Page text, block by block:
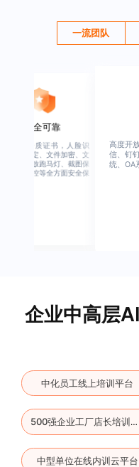
一流团队
安全可靠
业权威资质证书，人脸识
、设备绑定、文件加密、文
水印、播放跑马灯、截图保
、权限管控等全方面安全保
高度开
信、钉
统、OA
企业中高层
中化员工线上培训平台
500强企业工厂店长培训平台
中型单位在线内训云平台